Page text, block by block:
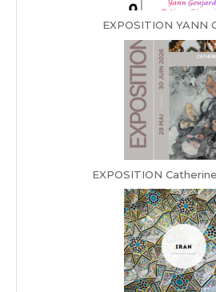
EXPOSITION YANN
EXPOSITION